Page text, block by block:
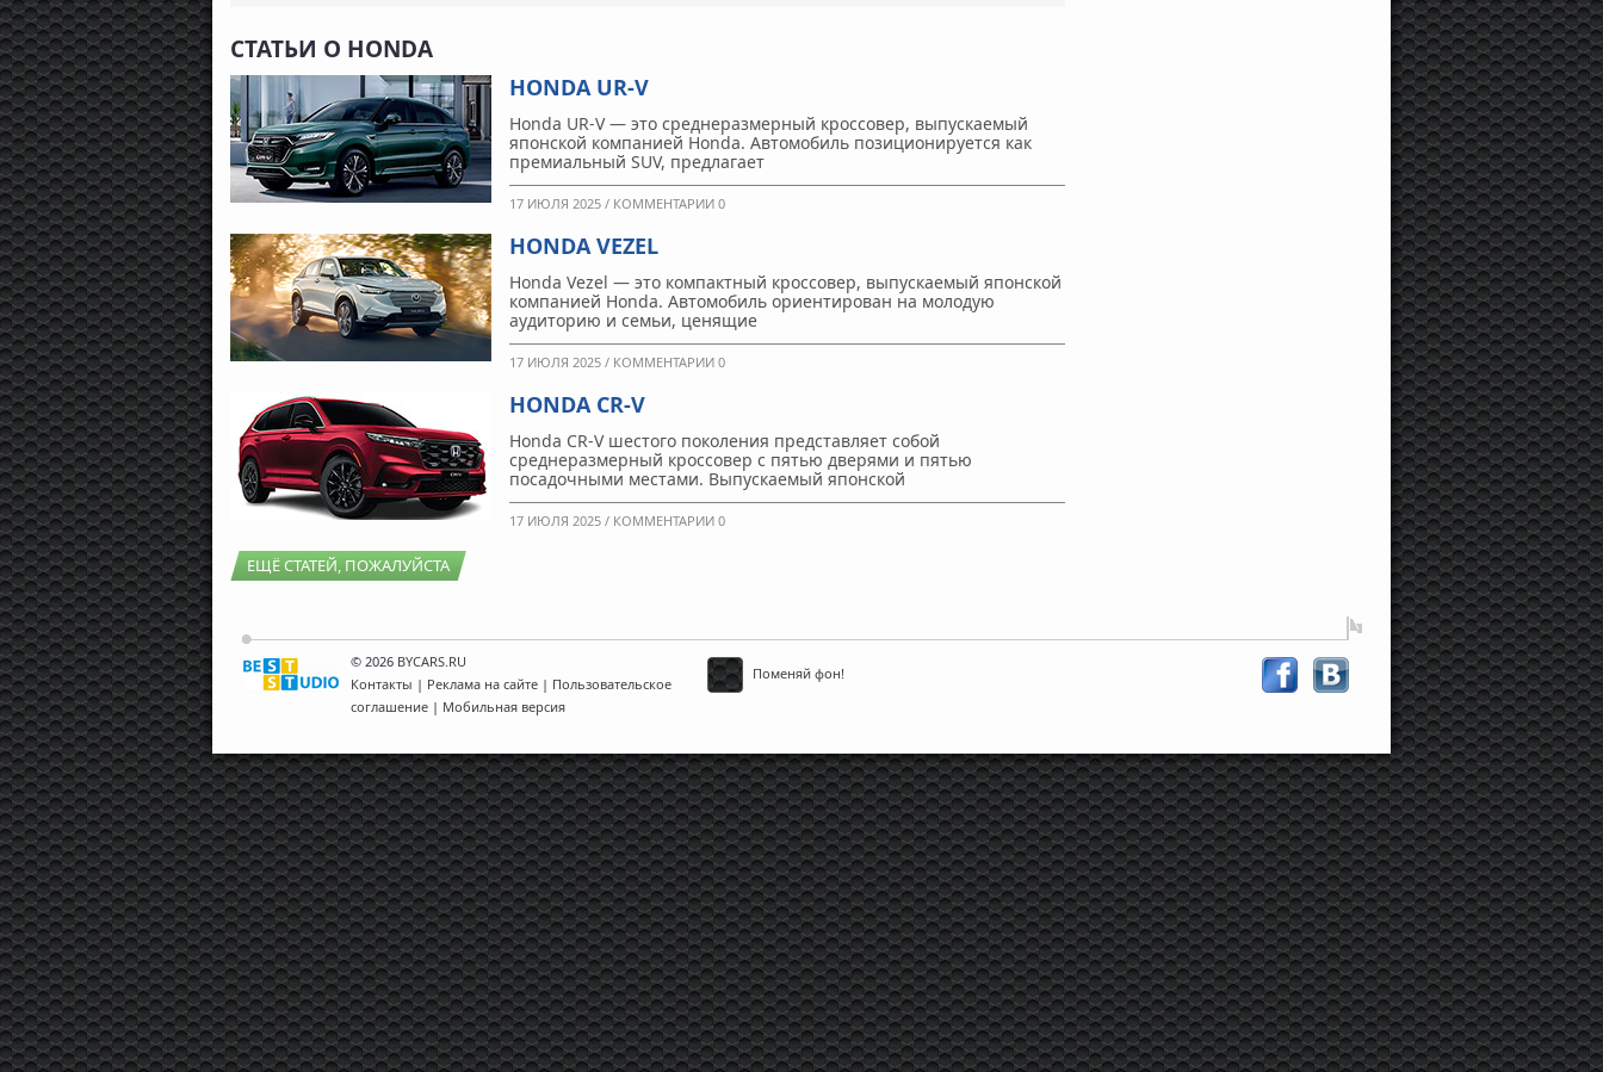
СТАТЬИ О HONDA
HONDA UR-V
Honda UR-V — это среднеразмерный кроссовер, выпускаемый
японской компанией Honda. Автомобиль позиционируется как
премиальный SUV, предлагает
17 ИЮЛЯ 2025 / КОММЕНТАРИИ 0
HONDA VEZEL
Honda Vezel — это компактный кроссовер, выпускаемый японской
компанией Honda. Автомобиль ориентирован на молодую
аудиторию и семьи, ценящие
17 ИЮЛЯ 2025 / КОММЕНТАРИИ 0
HONDA CR-V
Honda CR-V шестого поколения представляет собой
среднеразмерный кроссовер с пятью дверями и пятью
посадочными местами. Выпускаемый японской
17 ИЮЛЯ 2025 / КОММЕНТАРИИ 0
ЕЩЁ СТАТЕЙ, ПОЖАЛУЙСТА
Поменяй фон!
© 2026 BYCARS.RU
Контакты | Реклама на сайте | Пользовательское
соглашение | Мобильная версия